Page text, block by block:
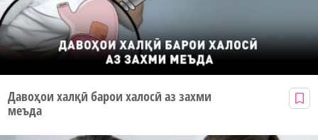
Давоҳои халқӣ барои халосӣ аз захми
меъда